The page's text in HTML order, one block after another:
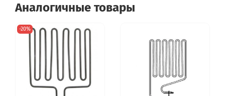
Аналогичные товары
-20%